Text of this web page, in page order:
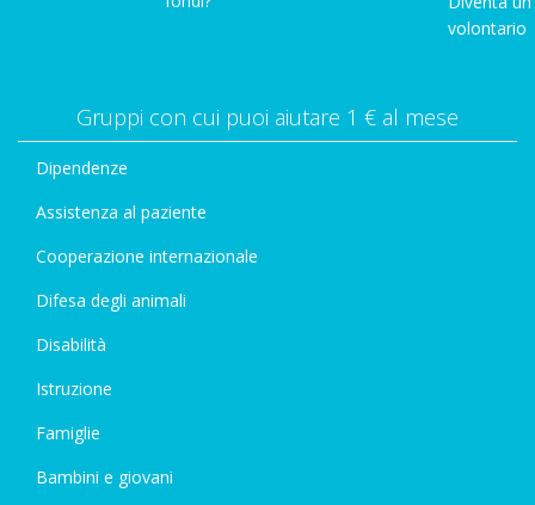
volontario
Gruppi con cui puoi aiutare 1 € al mese
Dipendenze
Assistenza al paziente
Cooperazione internazionale
Difesa degli animali
Disabilità
Istruzione
Famiglie
Bambini e giovani